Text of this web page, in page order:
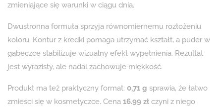
zmieniające się warunki w ciągu dnia.
Dwustronna formuła sprzyja równomiernemu rozłożeniu
koloru. Kontur z kredki pomaga utrzymać kształt, a puder w
gąbeczce stabilizuje wizualny efekt wypełnienia. Rezultat
jest wyrazisty, ale nadal zachowuje miękkość.
Produkt ma też praktyczny format: 0,71 g sprawia, że łatwo
zmieści się w kosmetyczce. Cena 16.99 zł czyni z niego